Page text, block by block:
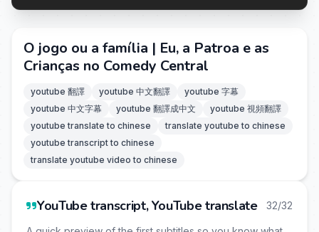
O jogo ou a família | Eu, a Patroa e as
Crianças no Comedy Central
youtube 翻譯 youtube 中文翻譯
youtube 字幕
youtube 中文字幕
youtube 翻譯成中文
youtube 視頻翻譯
youtube translate to chinese
translate youtube to chinese
youtube transcript to chinese
translate youtube video to chinese
YouTube transcript, YouTube translate 32/32